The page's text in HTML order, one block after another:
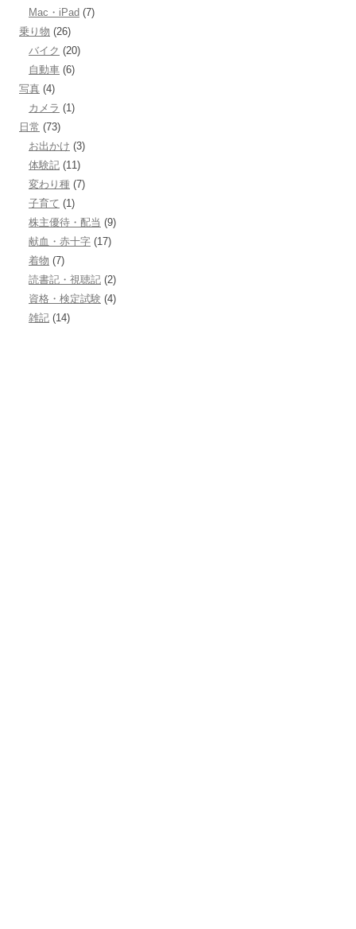
Mac・iPad (7)
乗り物 (26)
バイク (20)
自動車 (6)
写真 (4)
カメラ (1)
日常 (73)
お出かけ (3)
体験記 (11)
変わり種 (7)
子育て (1)
株主優待・配当 (9)
献血・赤十字 (17)
着物 (7)
読書記・視聴記 (2)
資格・検定試験 (4)
雑記 (14)